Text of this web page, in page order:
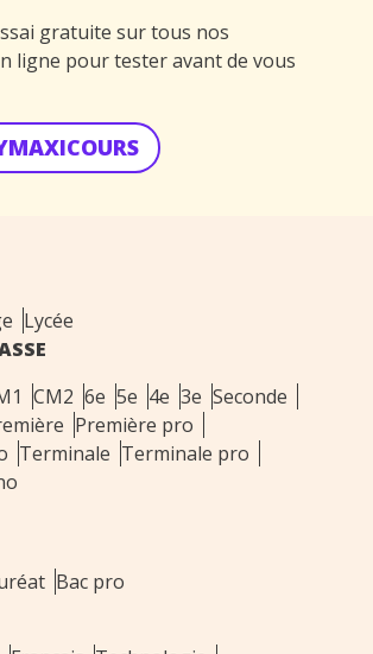
gratuite sur tous nos
ligne pour tester avant de vous
Lycée
CM2 6e 5e 4e 3e Seconde
Première pro
Terminale Terminale pro
Bac pro